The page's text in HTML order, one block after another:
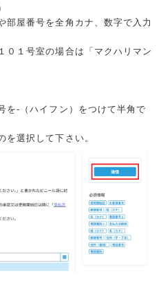
屋番号を全角カナ、数字で入力
１号室の場合は「マクハリマン
を- （ハイフン）をつけて半角で
選択して下さい。